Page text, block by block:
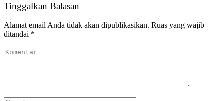
Tinggalkan Balasan
Alamat email Anda tidak akan dipublikasikan. Ruas yang wajib
ditandai *